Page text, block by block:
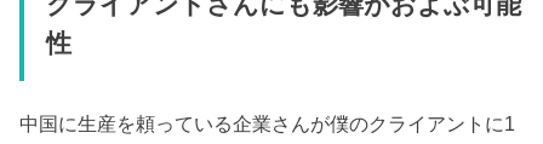
性
中国に生産を頼っている企業さんが僕のクライアントに1